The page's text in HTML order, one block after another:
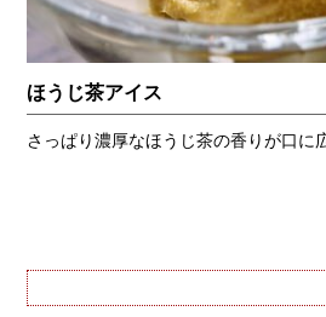
ほうじ茶アイス
さっぱり濃厚なほうじ茶の香りが口に